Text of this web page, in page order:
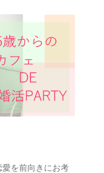
を前向きにお考